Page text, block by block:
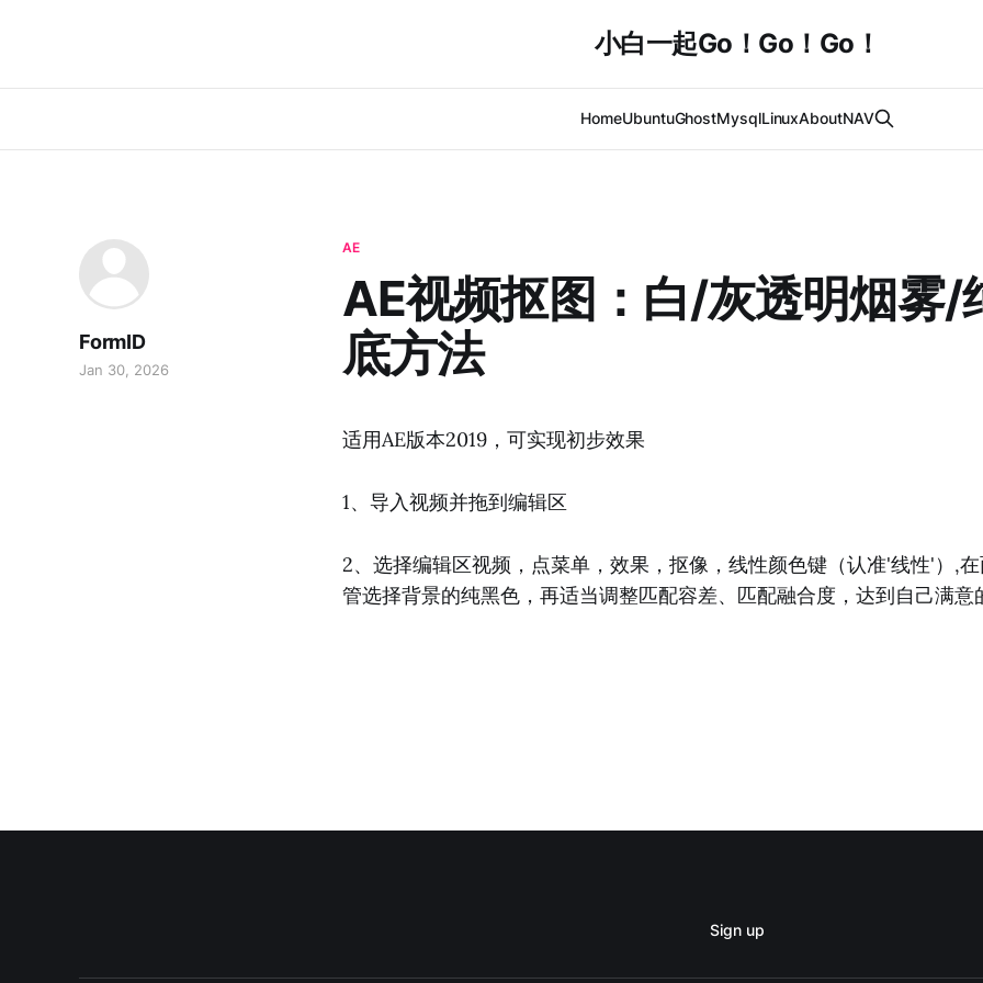
小白一起Go！Go！Go！
HomeUbuntuGhostMysqlLinuxAboutNAV
AE
AE视频抠图：白/灰透明烟雾/
底方法
FormID
Jan 30, 2026
适用AE版本2019，可实现初步效果
1、导入视频并拖到编辑区
2、选择编辑区视频，点菜单，效果，抠像，线性颜色键（认准'线性'）,
管选择背景的纯黑色，再适当调整匹配容差、匹配融合度，达到自己满意
Sign up